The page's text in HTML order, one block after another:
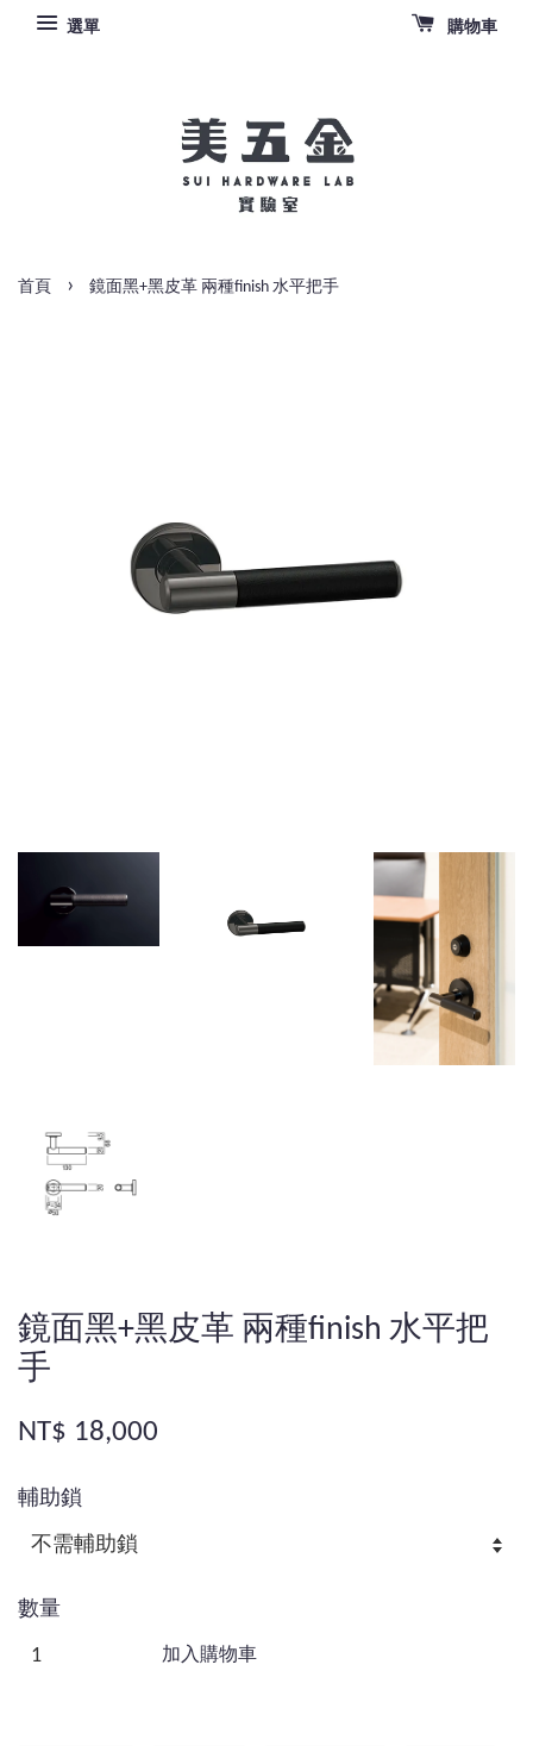
選單 購物車
首頁 › 鏡面黑+黑皮革 兩種finish 水平把手
鏡面黑+黑皮革 兩種finish 水平把
手
NT$ 18,000
輔助鎖
數量
加入購物車